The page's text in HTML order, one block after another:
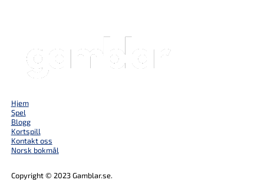
Hjem
Spel
Blogg
Kortspill
Kontakt oss
Norsk bokmål
Copyright © 2023 Gamblar.se.